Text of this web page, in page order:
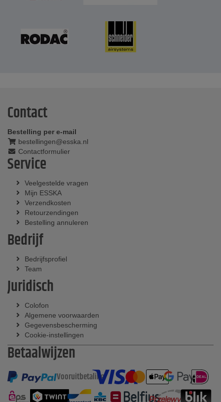
Contact
Bestelling per e-mail
bestellingen@esska.nl
Contactformulier
Service
Veelgestelde vragen
Mijn ESSKA
Verzendkosten
Retourzendingen
Bestelling annuleren
Bedrijf
Bedrijfsprofiel
Team
Juridisch
Colofon
Algemene voorwaarden
Gegevensbescherming
Cookie-instellingen
Betaalwijzen
Vooruitbetaling